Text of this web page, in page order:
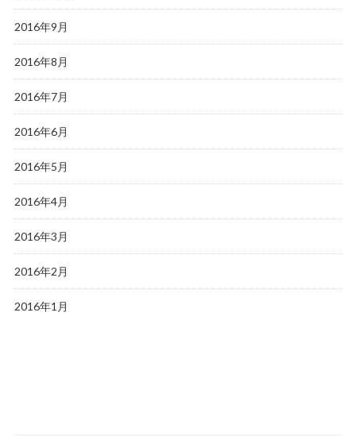
2016年9月
2016年8月
2016年7月
2016年6月
2016年5月
2016年4月
2016年3月
2016年2月
2016年1月